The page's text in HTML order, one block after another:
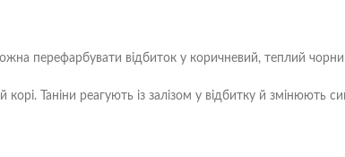
перефарбувати відбиток у коричневий, теплий
Таніни реагують із залізом у відбитку й змінюють